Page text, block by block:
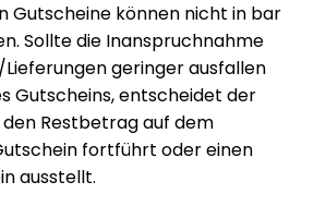
Gutscheine können nicht in bar
Sollte die Inanspruchnahme
geringer ausfallen
Gutscheins, entscheidet der
Restbetrag auf dem
fortführt oder einen
ausstellt.